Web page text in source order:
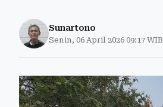
Sunartono
Senin, 06 April 2026 09:17 WIB